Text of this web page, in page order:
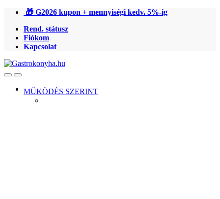
Ugrás
navigációhoz
Ugrás
tartalomra
🎁 G2026 kupon + mennyiségi kedv. 5%-ig
Rend. státusz
Fiókom
Kapcsolat
OpenClose
MŰKÖDÉS SZERINT